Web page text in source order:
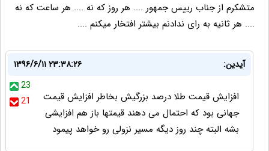
متشکرم از جناب رییس جمهور .... هر روز که نه .... هر ساعت که نه
.... هر ثانیه به رای ندادنم بیشتر افتخار میکنم ....
آیدین:
۱۳۹۶/۶/۱۱ ۲۳:۳۸:۲۶
23
21
افزایش قیمت طلا درصد بزرگیش بخاطر افزایش قیمت
جهانی بود که احتمال می دهند قیمتها باز هم افزایشی
بشه البته چند روز دیگه مسیر نزولی رو خواهد پیمود